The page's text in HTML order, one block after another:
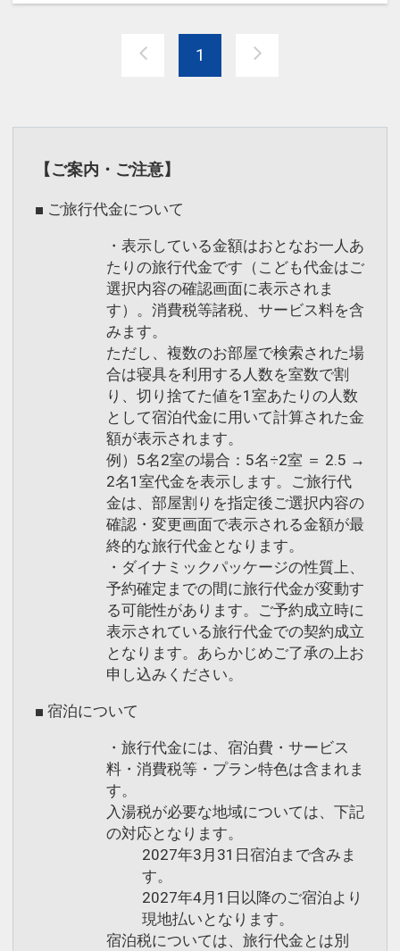
設定期間：2026年4月1日～2026年9月
1
【ご案内・ご注意】
■ ご旅行代金について
・表示している金額はおとなお一人あ
たりの旅行代金です（こども代金はご
選択内容の確認画面に表示されま
す）。消費税等諸税、サービス料を含
みます。
ただし、複数のお部屋で検索された場
合は寝具を利用する人数を室数で割
り、切り捨てた値を1室あたりの人数
として宿泊代金に用いて計算された金
額が表示されます。
例）5名2室の場合：5名÷2室 ＝ 2.5 →
2名1室代金を表示します。ご旅行代
金は、部屋割りを指定後ご選択内容の
確認・変更画面で表示される金額が最
終的な旅行代金となります。
・ダイナミックパッケージの性質上、
予約確定までの間に旅行代金が変動す
る可能性があります。ご予約成立時に
表示されている旅行代金での契約成立
となります。あらかじめご了承の上お
申し込みください。
■ 宿泊について
・旅行代金には、宿泊費・サービス
料・消費税等・プラン特色は含まれま
す。
入湯税が必要な地域については、下記
の対応となります。
2027年3月31日宿泊まで含みま
す。
2027年4月1日以降のご宿泊より
現地払いとなります。
宿泊税については、旅行代金とは別